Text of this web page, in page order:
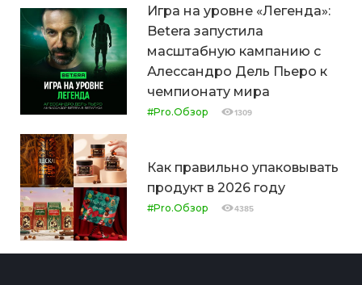
Игра на уровне «Легенда»:
Betera запустила
масштабную кампанию с
Алессандро Дель Пьеро к
чемпионату мира
#Pro.Обзор 1309
Как правильно упаковывать
продукт в 2026 году
#Pro.Обзор 4385